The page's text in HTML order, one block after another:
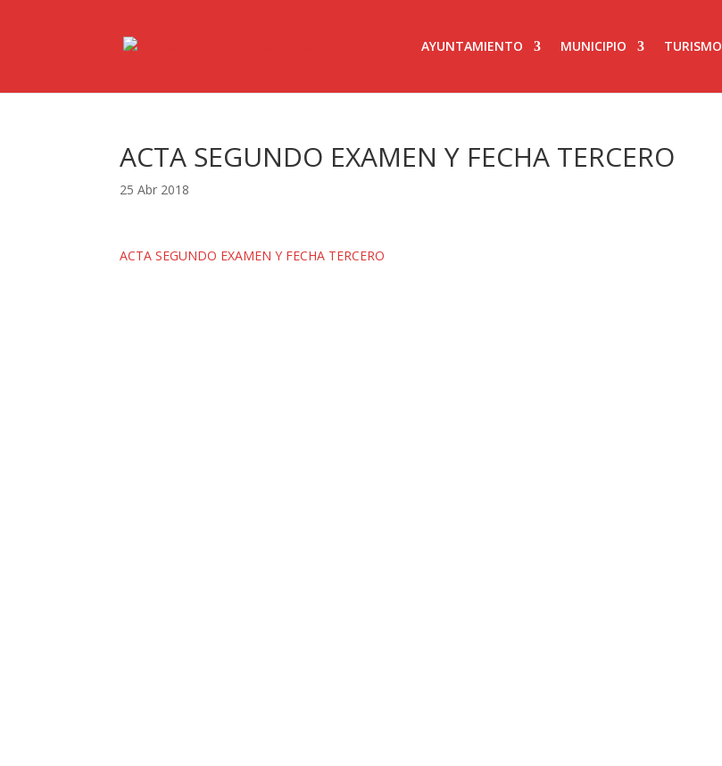
AYUNTAMIENTO MUNICIPIO TURISMO
ACTA SEGUNDO EXAMEN Y FECHA TERCERO
25 Abr 2018
ACTA SEGUNDO EXAMEN Y FECHA TERCERO